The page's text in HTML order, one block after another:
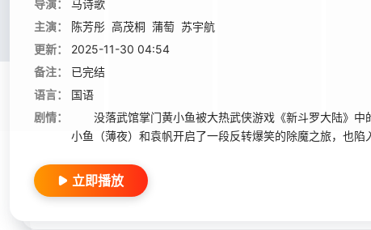
导演：
马诗歌
主演：
陈芳彤 高茂桐 蒲萄 苏宇航
更新：
2025-11-30 04:54
备注：
已完结
语言：
国语
剧情：
没落武馆掌门黄小鱼被大热武侠游戏《新斗罗大陆》中
小鱼（薄夜）和袁帆开启了一段反转爆笑的除魔之旅，也陷
立即播放